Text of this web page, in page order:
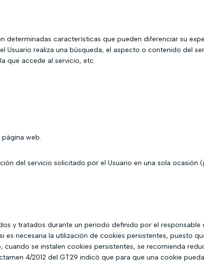
características que pueden diferenciar su
realiza una búsqueda, el aspecto o contenido del
que accede al servicio, etc.
web.
del servicio solicitado por el Usuario en una sola ocasión
y tratados durante un periodo definido por el responsable
necesaria la utilización de cookies persistentes, puesto
se instalen cookies persistentes, se recomienda
4/2012 del GT29 indicó que para que una cookie